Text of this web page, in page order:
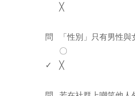
╳
問
「性別」只有男性與
〇
✓
╳